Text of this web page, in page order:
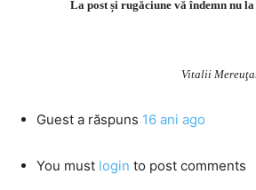
La post și rugăciune vă îndemn nu
Vitalii
Guest a răspuns 16 ani ago
You must login to post comments